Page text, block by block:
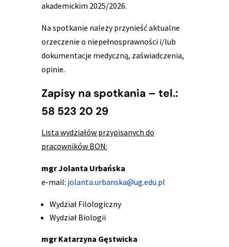
akademickim 2025/2026.
Na spotkanie należy przynieść aktualne
orzeczenie o niepełnosprawności i/lub
dokumentacje medyczną, zaświadczenia,
opinie.
Zapisy na spotkania – tel.:
58 523 20 29
Lista wydziałów przypisanych do
pracowników BON:
mgr Jolanta Urbańska
e-mail: jolanta.urbanska@ug.edu.pl
Wydział Filologiczny
Wydział Biologii
mgr Katarzyna Gęstwicka